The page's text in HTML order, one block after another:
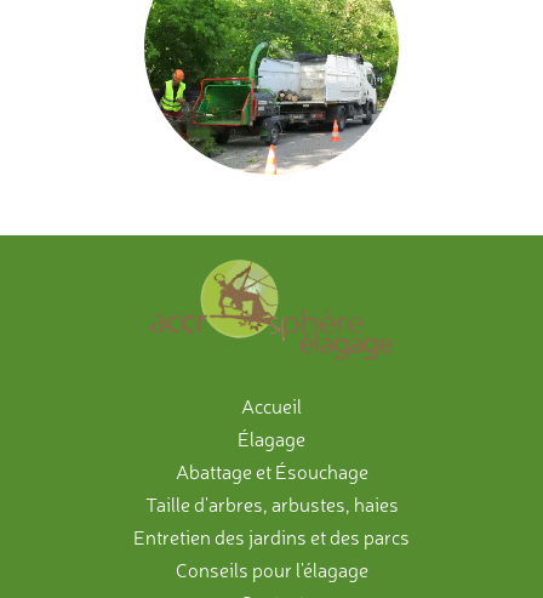
Accueil
Élagage
Abattage et Ésouchage
Taille d'arbres, arbustes, haies
Entretien des jardins et des parcs
Conseils pour l'élagage